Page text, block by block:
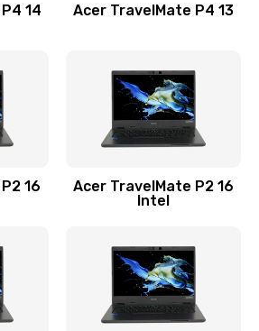
1050 руб.
оперативной памяти
процессора
системы охлаждения
14
Acer TravelMate P4 13
16
Acer TravelMate P2 16
Intel